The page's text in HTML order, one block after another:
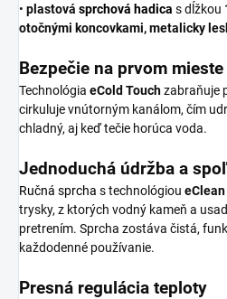
• plastová sprchová hadica s dĺžkou
otočnými koncovkami, metalicky
Bezpečie na prvom mieste
Technológia eCold Touchzabraňuje
cirkuluje vnútorným kanálom, čím
chladný, aj keď tečie horúca voda.
Jednoduchá údržba a
Ručná sprcha s technológiou eClean
trysky, z ktorých vodný kameň a
pretrením. Sprcha zostáva čistá,
každodenné používanie.
Presná regulácia teploty